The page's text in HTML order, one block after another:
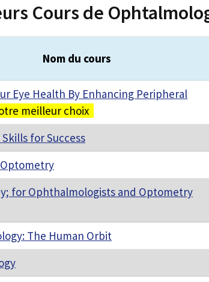
Cours de
Nom du cours
Eye Health By Enhancing Peripheral
meilleur choix
for Success
for Ophthalmologists and Optometry
The Human Orbit